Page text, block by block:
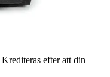
Krediteras efter att din